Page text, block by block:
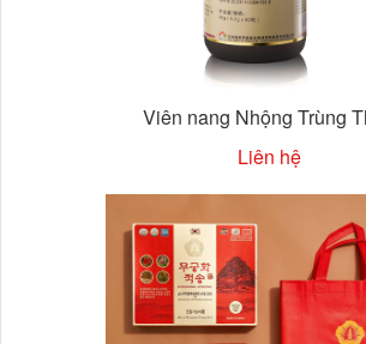
Viên nang Nhộng Trùng
Liên hệ